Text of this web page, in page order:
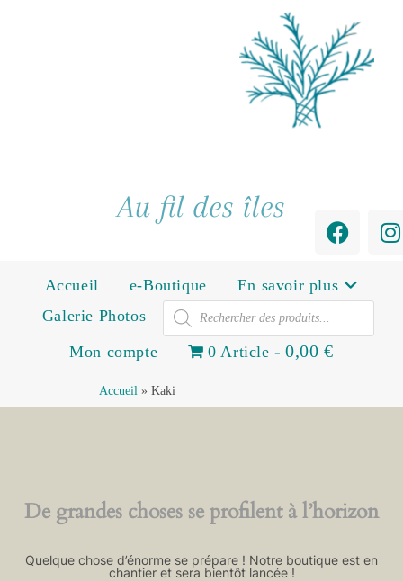
Au fil des îles
Accueil e-Boutique
En savoir plus
Galerie Photos
Mon compte
0 Article 0,00 €
Accueil » Kaki
De grandes choses se profilent à l’horizon
Quelque chose d’énorme se prépare ! Notre boutique est en
chantier et sera bientôt lancée !